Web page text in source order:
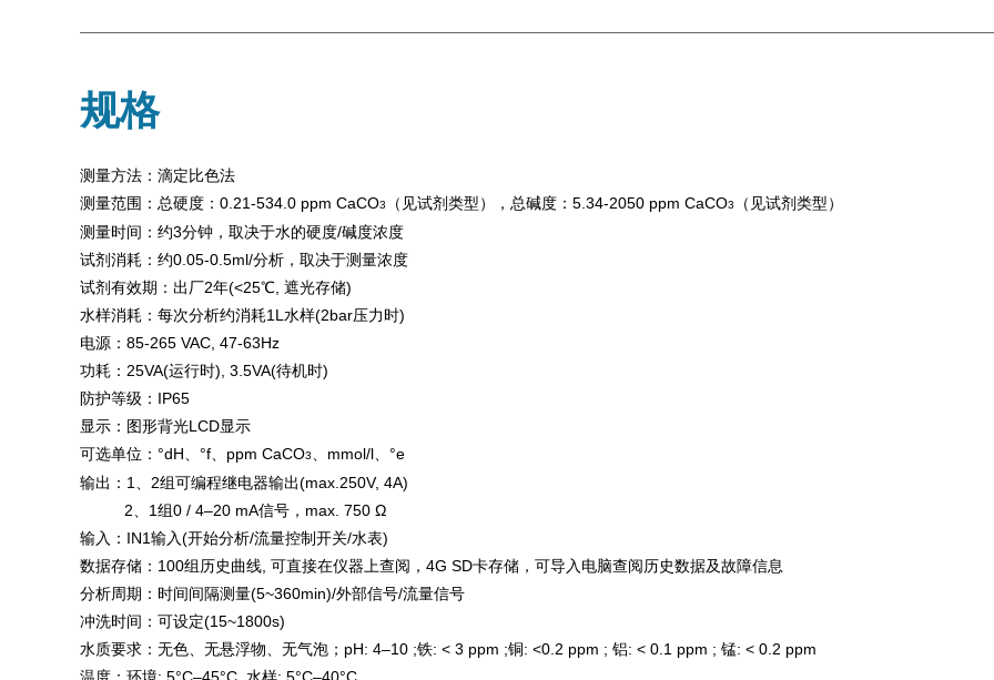
规格
测量方法：滴定比色法
测量范围：总硬度：0.21-534.0 ppm CaCO3 （见试剂类型），总碱度：5.34-2050 ppm CaCO3
（见试剂类型）
测量时间：约3分钟，取决于水的硬度/碱度浓度
试剂消耗：约0.05-0.5ml/分析，取决于测量浓度
试剂有效期：出厂2年(<25℃, 遮光存储)
水样消耗：每次分析约消耗1L水样(2bar压力时)
电源：85-265 VAC, 47-63Hz
功耗：25VA(运行时), 3.5VA(待机时)
防护等级：IP65
显示：图形背光LCD显示
可选单位：°dH、°f、ppm CaCO3、mmol/l、°e
输出：1、2组可编程继电器输出(max.250V, 4A)
2、1组0 / 4–20 mA信号，max. 750 Ω
输入：IN1输入(开始分析/流量控制开关/水表)
数据存储：100组历史曲线, 可直接在仪器上查阅，4G SD卡存储，可导入电脑查阅历史数据及故障信息
分析周期：时间间隔测量(5~360min)/外部信号/流量信号
冲洗时间：可设定(15~1800s)
水质要求：无色、无悬浮物、无气泡；pH: 4–10 ;铁: < 3 ppm ;铜: <0.2 ppm ; 铝: < 0.1 ppm ; 锰: < 0.2 ppm